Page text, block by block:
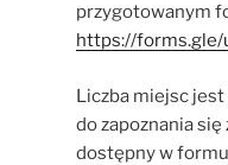
przygotowanym
https://forms.gle/
Liczba miejsc
do zapoznania
dostępny w